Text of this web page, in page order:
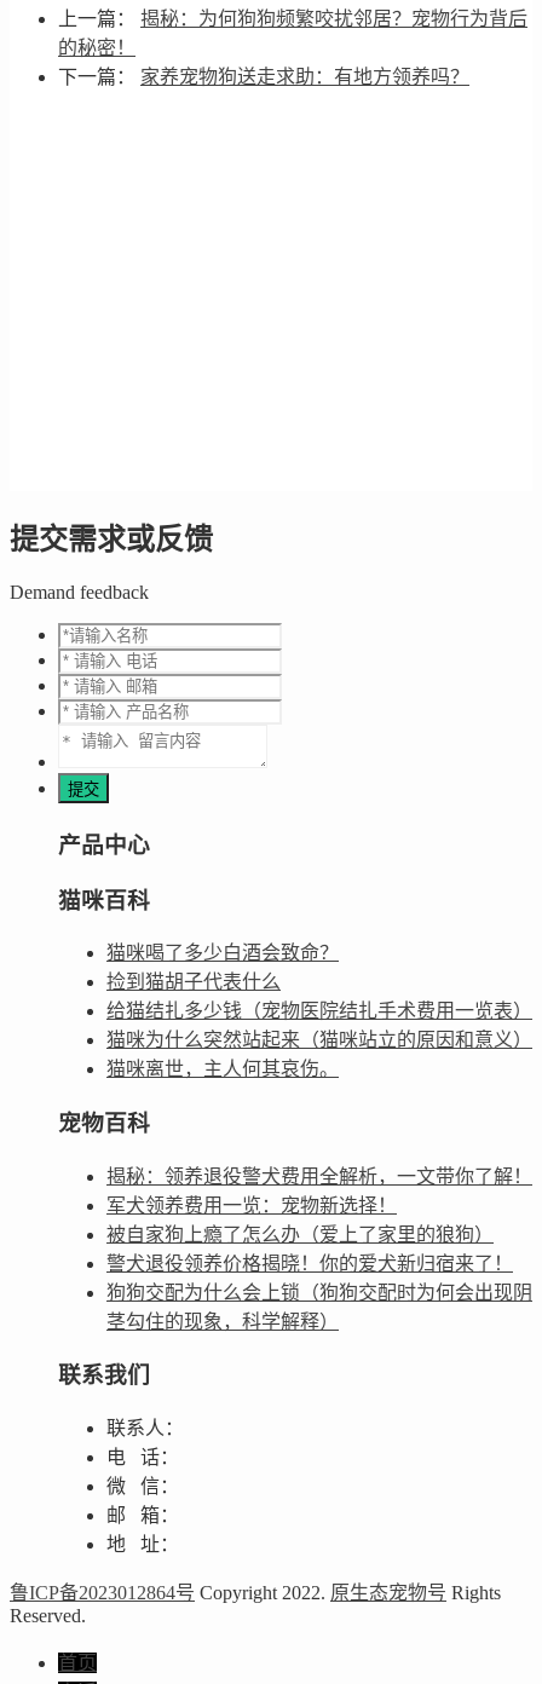
上一篇： 揭秘：为何狗狗频繁咬扰邻居？宠物行为背后
的秘密！
下一篇： 家养宠物狗送走求助：有地方领养吗？
提交需求或反馈
Demand feedback
产品中心
猫咪百科
猫咪喝了多少白酒会致命？
捡到猫胡子代表什么
给猫结扎多少钱（宠物医院结扎手术费用一览表）
猫咪为什么突然站起来（猫咪站立的原因和意义）
猫咪离世，主人何其哀伤。
宠物百科
揭秘：领养退役警犬费用全解析，一文带你了解！
军犬领养费用一览：宠物新选择！
被自家狗上瘾了怎么办（爱上了家里的狼狗）
警犬退役领养价格揭晓！你的爱犬新归宿来了！
狗狗交配为什么会上锁（狗狗交配时为何会出现阴
茎勾住的现象，科学解释）
联系我们
联系人：
电 话：
微 信：
邮 箱：
地 址：
鲁ICP备2023012864号 Copyright 2022. 原生态宠物号 Rights
Reserved.
首页